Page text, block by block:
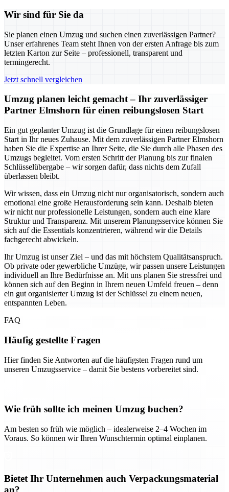
Wir sind für Sie da
Sie planen einen Umzug und suchen einen zuverlässigen Partner?
Unser erfahrenes Team steht Ihnen von der ersten Anfrage bis zum
letzten Karton zur Seite – professionell, transparent und
termingerecht.
Jetzt schnell vergleichen
Umzug planen leicht gemacht – Ihr zuverlässiger
Partner Elmshorn für einen reibungslosen Start
Ein gut geplanter Umzug ist die Grundlage für einen reibungslosen
Start in Ihr neues Zuhause. Mit dem zuverlässigen Partner Elmshorn
haben Sie die Expertise an Ihrer Seite, die Sie durch alle Phasen des
Umzugs begleitet. Vom ersten Schritt der Planung bis zur finalen
Schlüsselübergabe – wir sorgen dafür, dass nichts dem Zufall
überlassen bleibt.
Wir wissen, dass ein Umzug nicht nur organisatorisch, sondern auch
emotional eine große Herausforderung sein kann. Deshalb bieten
wir nicht nur professionelle Leistungen, sondern auch eine klare
Struktur und Transparenz. Mit unserem Planungsservice können Sie
sich auf die Essentials konzentrieren, während wir die Details
fachgerecht abwickeln.
Ihr Umzug ist unser Ziel – und das mit höchstem Qualitätsanspruch.
Ob private oder gewerbliche Umzüge, wir passen unsere Leistungen
individuell an Ihre Bedürfnisse an. Mit uns planen Sie stressfrei und
können sich auf den Beginn in Ihrem neuen Umfeld freuen – denn
ein gut organisierter Umzug ist der Schlüssel zu einem neuen,
entspannten Leben.
FAQ
Häufig gestellte Fragen
Hier finden Sie Antworten auf die häufigsten Fragen rund um
unseren Umzugsservice – damit Sie bestens vorbereitet sind.
Wie früh sollte ich meinen Umzug buchen?
Am besten so früh wie möglich – idealerweise 2–4 Wochen im
Voraus. So können wir Ihren Wunschtermin optimal einplanen.
Bietet Ihr Unternehmen auch Verpackungsmaterial
an?